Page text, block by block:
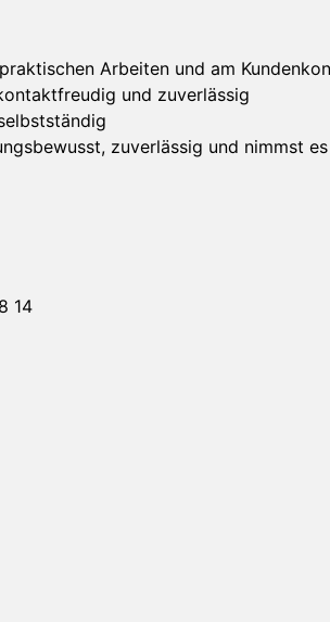
Arbeiten und am
und zuverlässig
zuverlässig und nimmst
14